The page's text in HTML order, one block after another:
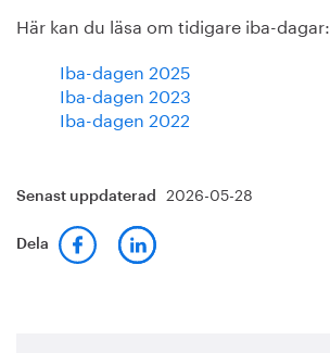
Här kan du läsa om tidigare iba-dagar:
Iba-dagen 2025
Iba-dagen 2023
Iba-dagen 2022
Senast uppdaterad 2026-05-28
Dela